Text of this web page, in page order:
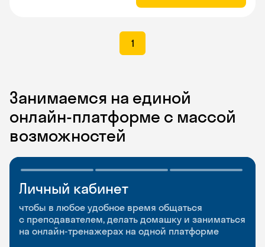
1
Занимаемся на единой
онлайн-платформе с массой
возможностей
Личный кабинет
чтобы в любое удобное время общаться
с преподавателем, делать домашку и заниматься
на онлайн-тренажерах на одной платформе
Мобильное
приложение
чтобы заниматься и изучать новые слова где
и когда удобно
Разговорные клубы
и Talks
Групповые занятия для разговорной практики
и индивидуальные встречи с преподавателями